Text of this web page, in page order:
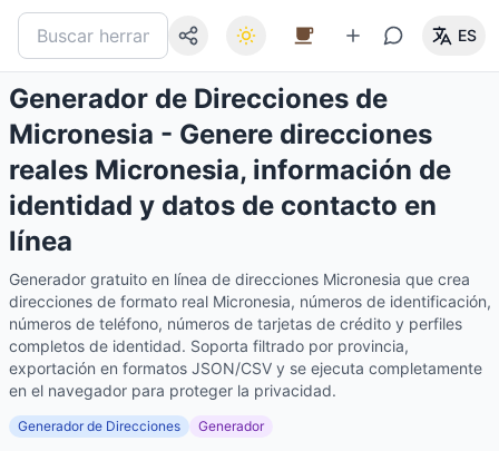
ES
Generador de Direcciones de
Micronesia - Genere direcciones
reales Micronesia, información de
identidad y datos de contacto en
línea
Generador gratuito en línea de direcciones Micronesia que crea
direcciones de formato real Micronesia, números de identificación,
números de teléfono, números de tarjetas de crédito y perfiles
completos de identidad. Soporta filtrado por provincia,
exportación en formatos JSON/CSV y se ejecuta completamente
en el navegador para proteger la privacidad.
Generador de Direcciones Generador